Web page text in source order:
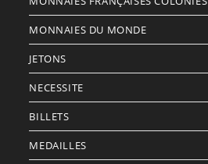
MONNAIES DU MONDE
JETONS
NECESSITE
BILLETS
MEDAILLES